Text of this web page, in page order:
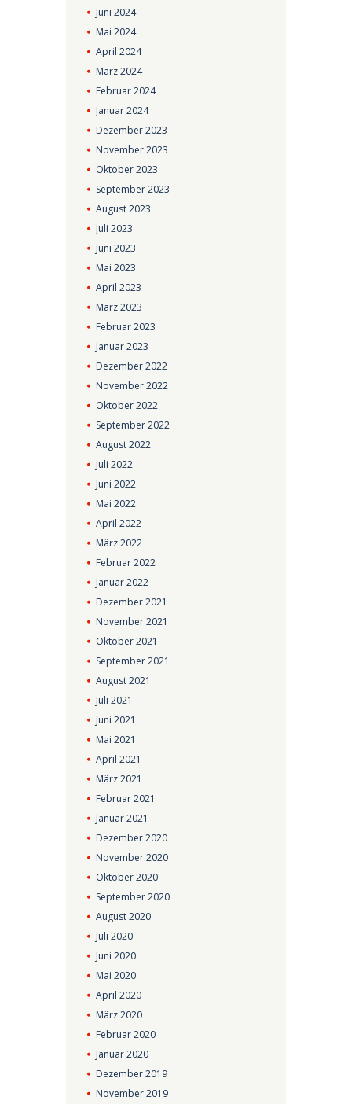
Juni2024
Mai2024
April2024
März2024
Februar2024
Januar2024
Dezember2023
November2023
Oktober2023
September2023
August2023
Juli2023
Juni2023
Mai2023
April2023
März2023
Februar2023
Januar2023
Dezember2022
November2022
Oktober2022
September2022
August2022
Juli2022
Juni2022
Mai2022
April2022
März2022
Februar2022
Januar2022
Dezember2021
November2021
Oktober2021
September2021
August2021
Juli2021
Juni2021
Mai2021
April2021
März2021
Februar2021
Januar2021
Dezember2020
November2020
Oktober2020
September2020
August2020
Juli2020
Juni2020
Mai2020
April2020
März2020
Februar2020
Januar2020
Dezember2019
November2019